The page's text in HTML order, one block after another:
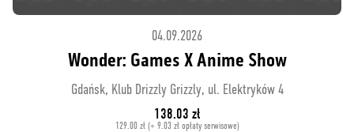
04.09.2026
Wonder: Games X Anime Show
Gdańsk, Klub Drizzly Grizzly, ul. Elektryków 4
138.03 zł
129.00 zł (+ 9.03 zł opłaty serwisowe)